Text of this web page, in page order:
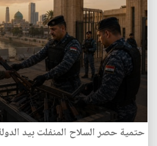
حتمية حصر السلاح المنفلت بيد